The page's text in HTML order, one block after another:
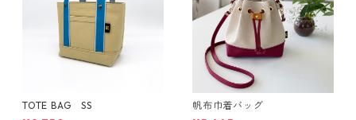
TOTE BAG SS 帆布巾着バッグ